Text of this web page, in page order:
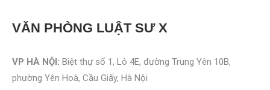
VĂN PHÒNG LUẬT SƯ X
VP HÀ NỘI: Biệt thự số 1, Lô 4E, đường Trung Yên 10B,
phường Yên Hoà, Cầu Giấy, Hà Nội